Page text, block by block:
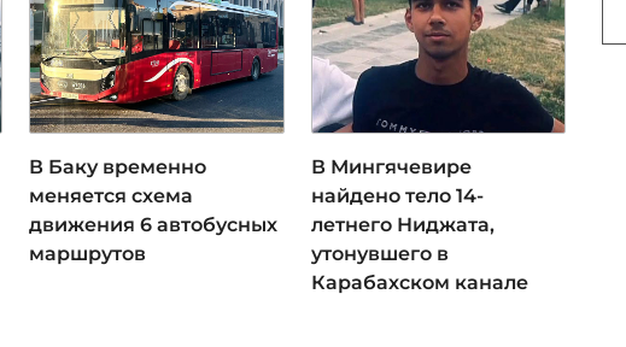
В Баку временно
меняется схема
движения 6 автобусных
маршрутов
В Мингячевире
найдено тело 14-
летнего Ниджата,
утонувшего в
Карабахском канале